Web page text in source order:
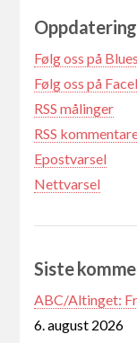
Følg oss på
Følg oss på
RSS målinger
RSS
Epostvarsel
Nettvarsel
Siste
ABC/Altinget:
6. august 2026